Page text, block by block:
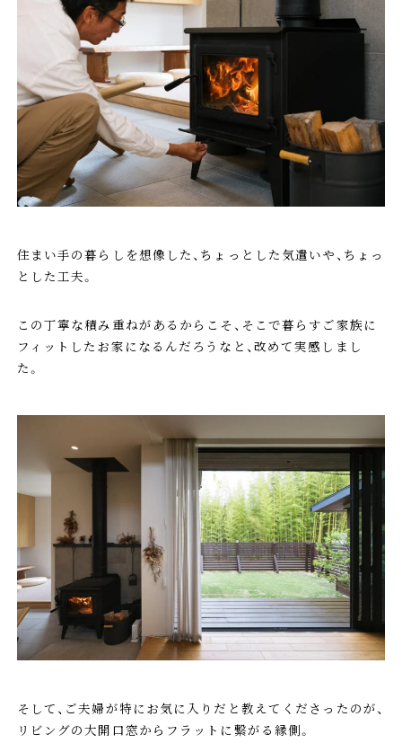
住まい手の暮らしを想像した、ちょっとした気遣いや、ちょっ
とした工夫。
この丁寧な積み重ねがあるからこそ、そこで暮らすご家族に
フィットしたお家になるんだろうなと、改めて実感しまし
た。
そして、ご夫婦が特にお気に入りだと教えてくださったのが、
リビングの大開口窓からフラットに繋がる縁側。